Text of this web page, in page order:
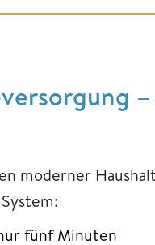
moderner
fünf Minuten